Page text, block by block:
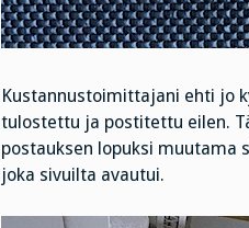
Kustannustoimittajani ehti jo
tulostettu ja postitettu eilen.
postauksen lopuksi muutama
joka sivuilta avautui.